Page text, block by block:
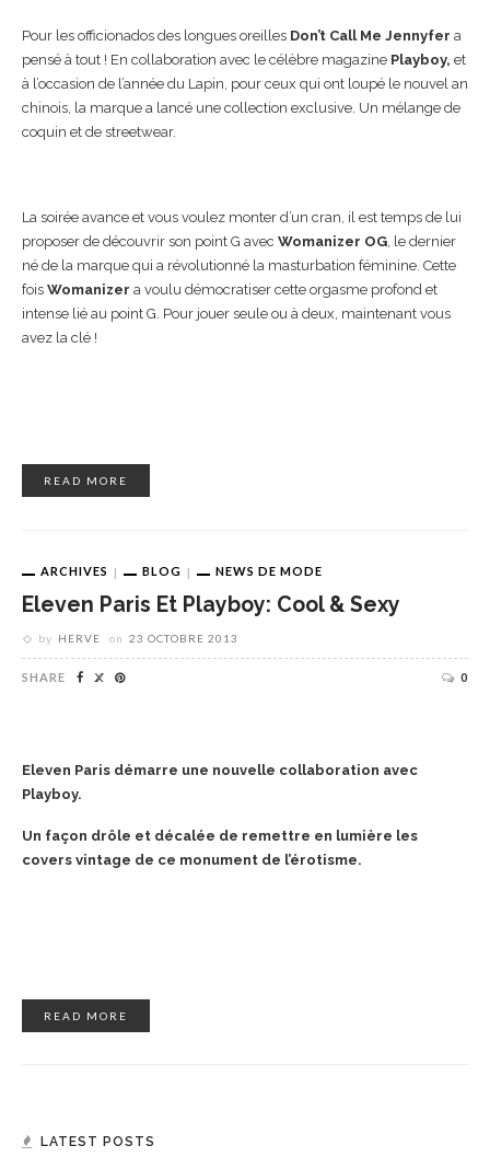
Pour les officionados des longues oreilles Don’t Call Me Jennyfer a
pensé à tout ! En collaboration avec le célèbre magazine Playboy, et
à l’occasion de l’année du Lapin, pour ceux qui ont loupé le nouvel an
chinois, la marque a lancé une collection exclusive. Un mélange de
coquin et de streetwear.
La soirée avance et vous voulez monter d’un cran, il est temps de lui
proposer de découvrir son point G avec Womanizer OG, le dernier
né de la marque qui a révolutionné la masturbation féminine. Cette
fois Womanizer a voulu démocratiser cette orgasme profond et
intense lié au point G. Pour jouer seule ou à deux, maintenant vous
avez la clé !
READ MORE
ARCHIVES BLOG NEWS DE MODE
Eleven Paris Et Playboy: Cool & Sexy
by HERVE on 23 OCTOBRE 2013
SHARE 0
Eleven Paris démarre une nouvelle collaboration avec
Playboy.
Un façon drôle et décalée de remettre en lumière les
covers vintage de ce monument de l’érotisme.
READ MORE
LATEST POSTS